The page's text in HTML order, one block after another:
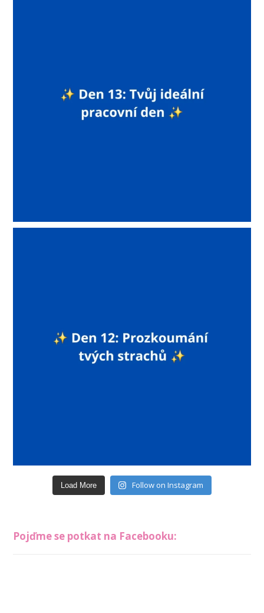
Load More Follow on Instagram
Pojďme se potkat na Facebooku: